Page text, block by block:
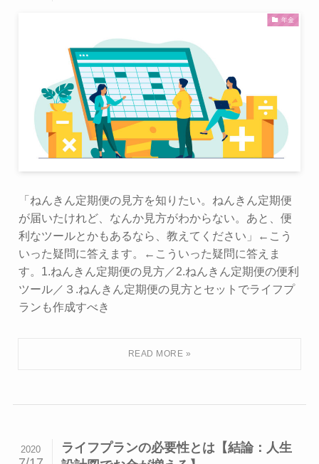
年金
「ねんきん定期便の見方を知りたい。ねんきん定期便
が届いたけれど、なんか見方がわからない。あと、便
利なツールとかもあるなら、教えてください」←こう
いった疑問に答えます。←こういった疑問に答えま
す。1.ねんきん定期便の見方／2.ねんきん定期便の便利
ツール／３.ねんきん定期便の見方とセットでライフプ
ランも作成すべき
ライフプランの必要性とは【結論：人生
2020